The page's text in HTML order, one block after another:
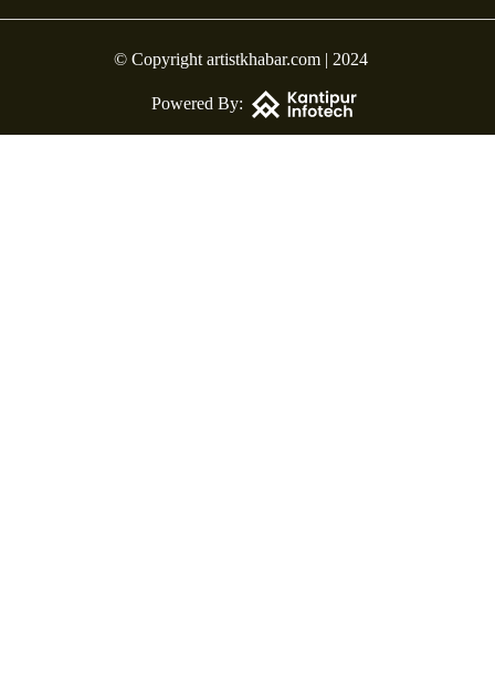
© Copyright artistkhabar.com | 2024
Powered By: